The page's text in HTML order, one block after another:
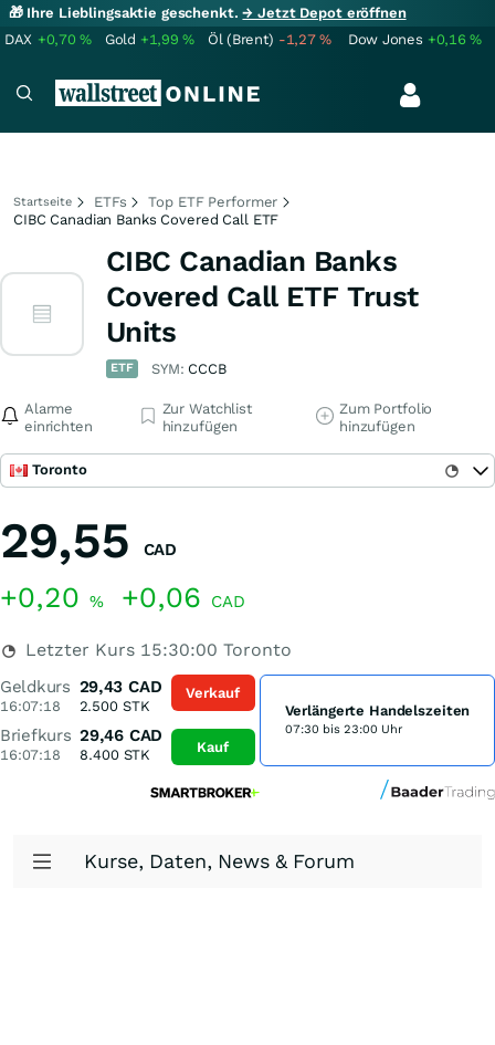
🎁 Ihre Lieblingsaktie geschenkt.→ Jetzt Depot eröffnen
DAX +0,70% Gold +1,99% Öl (Brent) -1,27% Dow Jones +0,16%
Startseite ETFs
Top ETF Performer
CIBC Canadian Banks Covered Call ETF
CIBC Canadian Banks
Covered Call ETF Trust
Units
ETF SYM: CCCB
Alarme
einrichten
Zur Watchlist
hinzufügen
Zum Portfolio
hinzufügen
Toronto
29,55 CAD
+0,20 % +0,06 CAD
Letzter Kurs 15:30:00 Toronto
Geldkurs
16:07:18
29,43 CAD
2.500STK
Briefkurs
16:07:18
29,46 CAD
8.400STK
Verkauf
Kauf
Verlängerte Handelszeiten
07:30 bis 23:00 Uhr
Kurse, Daten, News & Forum